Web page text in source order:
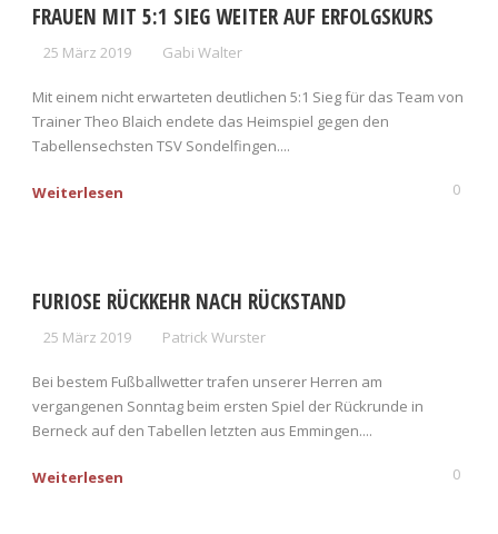
FRAUEN MIT 5:1 SIEG WEITER AUF ERFOLGSKURS
25 März 2019 Gabi Walter
Mit einem nicht erwarteten deutlichen 5:1 Sieg für das Team von
Trainer Theo Blaich endete das Heimspiel gegen den
Tabellensechsten TSV Sondelfingen....
Weiterlesen 0
FURIOSE RÜCKKEHR NACH RÜCKSTAND
25 März 2019 Patrick Wurster
Bei bestem Fußballwetter trafen unserer Herren am
vergangenen Sonntag beim ersten Spiel der Rückrunde in
Berneck auf den Tabellen letzten aus Emmingen....
Weiterlesen 0